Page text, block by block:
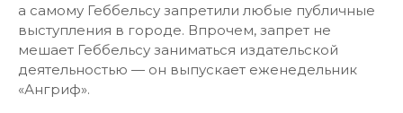
а самому Геббельсу запретили любые публичные
выступления в городе. Впрочем, запрет не
мешает Геббельсу заниматься издательской
деятельностью — он выпускает еженедельник
«Ангриф».